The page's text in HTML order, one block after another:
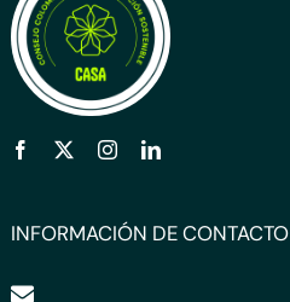
INFORMACIÓN DE CONTACTO